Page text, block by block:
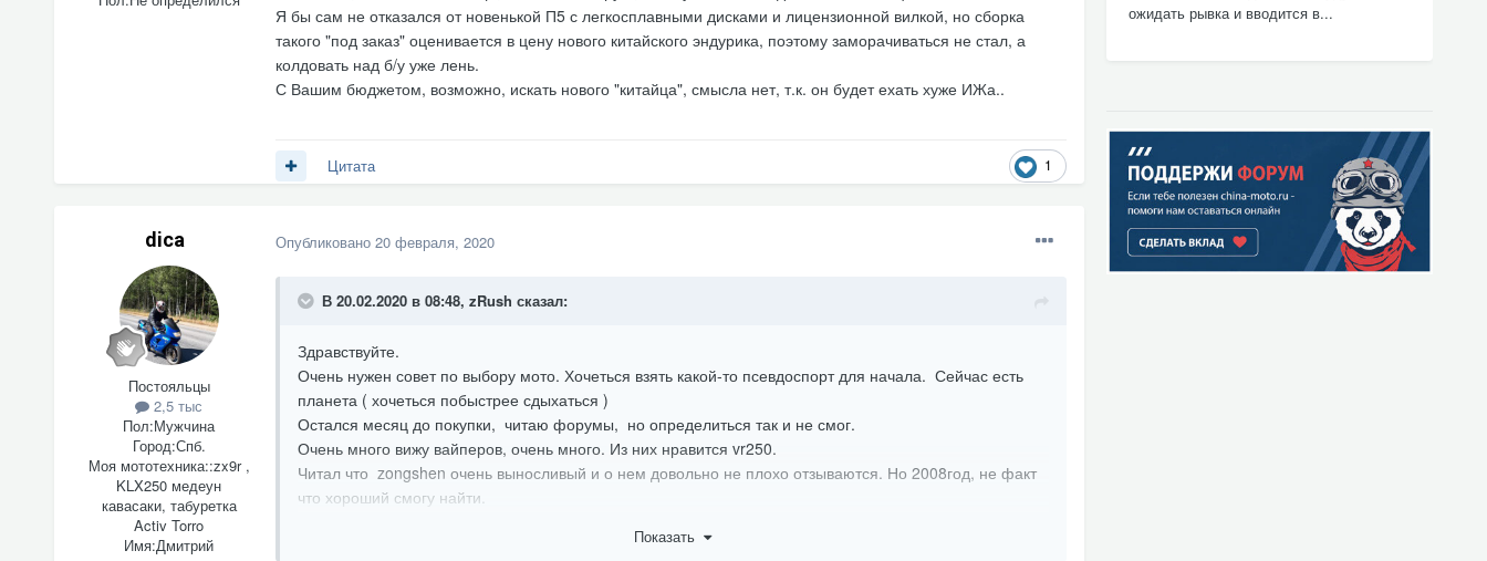
Я бы сам не отказался от новенькой П5 с легкосплавными дисками и лицензионной вилкой, но сборка
такого "под заказ" оценивается в цену нового китайского эндурика, поэтому заморачиваться не стал, а
колдовать над б/у уже лень.
С Вашим бюджетом, возможно, искать нового "китайца", смысла нет, т.к. он будет ехать хуже ИЖа..
1
Цитата
dica
Постояльцы
2,5 тыс
Пол:Мужчина
Город:Спб.
Моя мототехника::zx9r ,
KLX250 медеун
кавасаки, табуретка
Activ Torro
Имя:Дмитрий
Опубликовано 20 февраля, 2020
В 20.02.2020 в 08:48, zRush сказал:
Здравствуйте.
Очень нужен совет по выбору мото. Хочеться взять какой-то псевдоспорт для начала. Сейчас есть
планета ( хочеться побыстрее сдыхаться )
Остался месяц до покупки, читаю форумы, но определиться так и не смог.
Очень много вижу вайперов, очень много. Из них нравится vr250.
Читал что zongshen очень выносливый и о нем довольно не плохо отзываются. Но 2008год, не факт
что хороший смогу найти.
Показать
ожидать рывка и вводится в...